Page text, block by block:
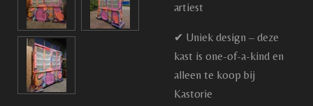
artiest
✔ Uniek design – deze
kast is one-of-a-kind en
alleen te koop bij
Kastorie